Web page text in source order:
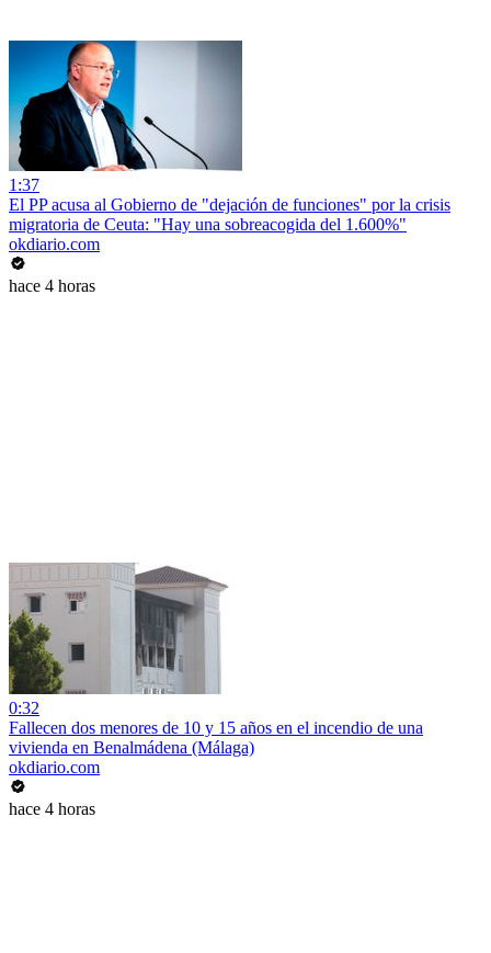
1:37
El PP acusa al Gobierno de "dejación de funciones" por la crisis
migratoria de Ceuta: "Hay una sobreacogida del 1.600%"
okdiario.com
hace 4 horas
0:32
Fallecen dos menores de 10 y 15 años en el incendio de una
vivienda en Benalmádena (Málaga)
okdiario.com
hace 4 horas